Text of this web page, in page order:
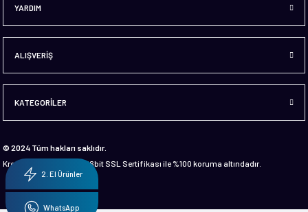
YARDIM
ALIŞVERİŞ
KATEGORİLER
© 2024 Tüm hakları saklıdır.
Kredi kartı bilgileriniz 256bit SSL Sertifikası ile %100 koruma altındadır.
2. El Ürünler
WhatsApp